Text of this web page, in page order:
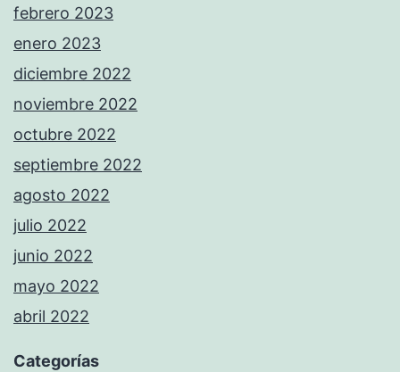
febrero 2023
enero 2023
diciembre 2022
noviembre 2022
octubre 2022
septiembre 2022
agosto 2022
julio 2022
junio 2022
mayo 2022
abril 2022
Categorías